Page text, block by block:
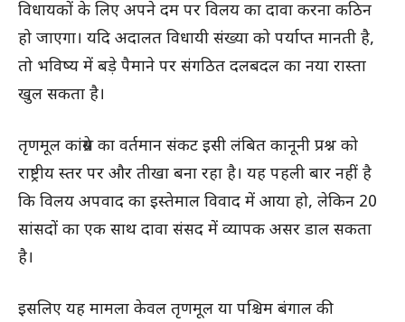
विधायकों के लिए अपने दम पर विलय का दावा करना कठिन
हो जाएगा। यदि अदालत विधायी संख्या को पर्याप्त मानती है,
तो भविष्य में बड़े पैमाने पर संगठित दलबदल का नया रास्ता
खुल सकता है।
तृणमूल कांग्रेस का वर्तमान संकट इसी लंबित कानूनी प्रश्न को
राष्ट्रीय स्तर पर और तीखा बना रहा है। यह पहली बार नहीं है
कि विलय अपवाद का इस्तेमाल विवाद में आया हो, लेकिन 20
सांसदों का एक साथ दावा संसद में व्यापक असर डाल सकता
है।
इसलिए यह मामला केवल तृणमूल या पश्चिम बंगाल की